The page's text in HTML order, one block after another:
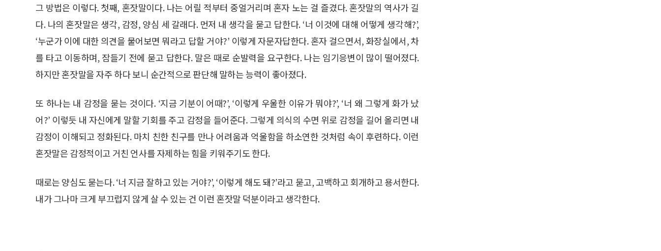
그 방법은 이렇다. 첫째, 혼잣말이다. 나는 어릴 적부터 중얼거리며 혼자 노는 걸 즐겼다. 혼잣말의 역사가 길
다. 나의 혼잣말은 생각, 감정, 양심 세 갈래다. 먼저 내 생각을 묻고 답한다. ‘너 이것에 대해 어떻게 생각해?’,
‘누군가 이에 대한 의견을 물어보면 뭐라고 답할 거야?’ 이렇게 자문자답한다. 혼자 걸으면서, 화장실에서, 차
를 타고 이동하며, 잠들기 전에 묻고 답한다. 말은 때로 순발력을 요구한다. 나는 임기응변이 많이 떨어졌다.
하지만 혼잣말을 자주 하다 보니 순간적으로 판단해 말하는 능력이 좋아졌다.
또 하나는 내 감정을 묻는 것이다. ‘지금 기분이 어때?’, ‘이렇게 우울한 이유가 뭐야?’, ‘너 왜 그렇게 화가 났
어?’ 이렇듯 내 자신에게 말할 기회를 주고 감정을 들어준다. 그렇게 의식의 수면 위로 감정을 길어 올리면 내
감정이 이해되고 정화된다. 마치 친한 친구를 만나 어려움과 억울함을 하소연한 것처럼 속이 후련하다. 이런
혼잣말은 감정적이고 거친 언사를 자제하는 힘을 키워주기도 한다.
때로는 양심도 묻는다. ‘너 지금 잘하고 있는 거야?’, ‘이렇게 해도 돼?’라고 묻고, 고백하고 회개하고 용서한다.
내가 그나마 크게 부끄럽지 않게 살 수 있는 건 이런 혼잣말 덕분이라고 생각한다.